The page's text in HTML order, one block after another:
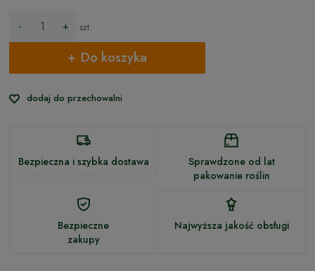
- + szt.
Do koszyka
dodaj do przechowalni
Bezpieczna i szybka dostawa
Sprawdzone od lat
pakowanie roślin
Bezpieczne
zakupy
Najwyższa jakość obsługi